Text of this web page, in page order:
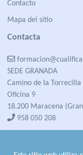
Contacto
Mapa del sitio
Contacta
SEDE GRANADA
Camino de la Torrecilla
Oficina 9
18.200 Maracena
958 050 208